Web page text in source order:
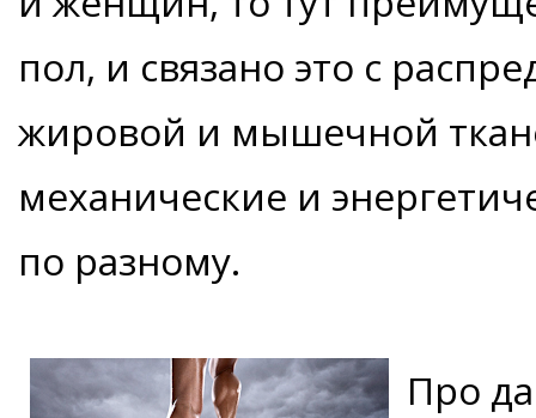
пол, и связано это с
жировой и мышечной
механические и
по разному.
Про